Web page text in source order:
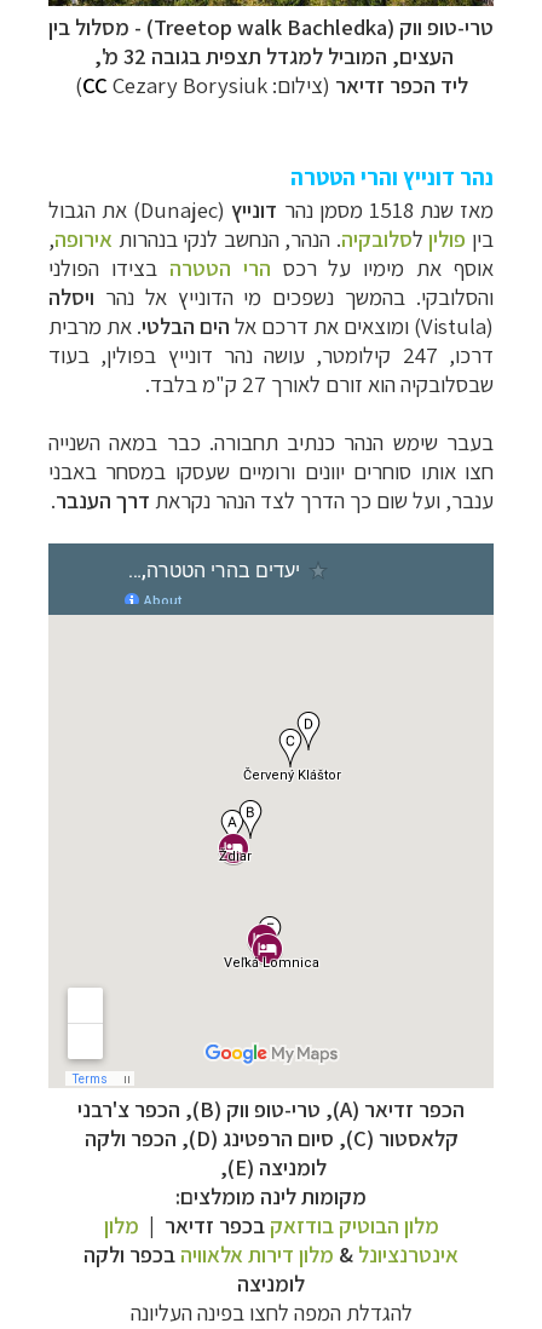
טרי-טופ ווק (Treetop walk Bachledka) - מסלול בין
העצים, המוביל למגדל תצפית בגובה 32 מ',
ליד הכפר זדיאר (צילום: CC Cezary Borysiuk)
נהר דונייץ והרי הטטרה
מאז שנת 1518 מסמן נהר
דונייץ (Dunajec
) את הגבול
בין פולין לסלובקיה. הנהר, הנחשב לנקי בנהרות אירופה,
אוסף את מימיו על רכס הרי הטטרה בצידו הפולני
והסלובקי. בהמשך נשפכים מי הדונייץ אל נהר ויסלה
(Vistula) ומוצאים את דרכם אל הים הבלטי. את מרבית
דרכו, 247 קילומטר, עושה נהר דונייץ בפולין, בעוד
שבסלובקיה הוא זורם לאורך 27 ק"מ בלבד.
בעבר שימש הנהר כנתיב תחבורה. כבר במאה השנייה
חצו אותו סוחרים יוונים ורומיים שעסקו במסחר באבני
ענבר, ועל שום כך הדרך לצד הנהר נקראת דרך הענבר.
הכפר זדיאר (A), טרי-טופ ווק (B), הכפר צ'רבני
קלאסטור (C), סיום הרפטינג (D), הכפר ולקה
לומניצה (E),
מקומות לינה מומלצים:
מלון הבוטיק בודזאק בכפר זדיאר | מלון
אינטרנציונל & מלון דירות אלאוויה בכפר ולקה
לומניצה
להגדלת המפה לחצו בפינה העליונה
קרוזים והפלגות נופש
לחצו לרשימת היעדים »
לחצו לרשימת היעדים
»
תכנוןטיולים לאמריקה הצפונית
לחצו לרשימת